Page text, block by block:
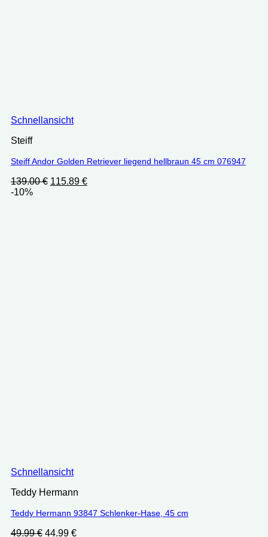
Schnellansicht
Steiff
Steiff Andor Golden Retriever liegend hellbraun 45 cm 076947
139.00€ Ursprünglicher
115.89 €Aktueller
-10%
Schnellansicht
Teddy Hermann
Teddy Hermann 93847 Schlenker-Hase, 45 cm
49.99€ Ursprünglicher
44.99 €Aktueller